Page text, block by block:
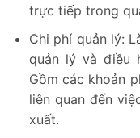
trực tiếp trong
Chi phí quản lý:
quản lý và điều
Gồm các khoản
liên quan đến
xuất.